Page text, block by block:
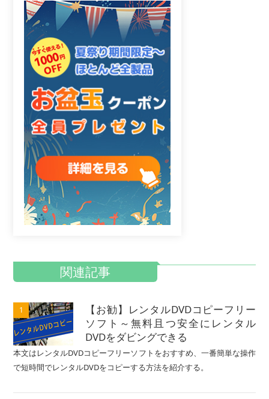
関連記事
1
【お勧】レンタルDVDコピーフリー
ソフト～無料且つ安全にレンタル
DVDをダビングできる
本文はレンタルDVDコピーフリーソフトをおすすめ、一番簡単な操作
で短時間でレンタルDVDをコピーする方法を紹介する。